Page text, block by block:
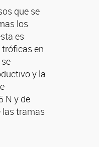
que se
los
es
en
y la
N y de
las tramas